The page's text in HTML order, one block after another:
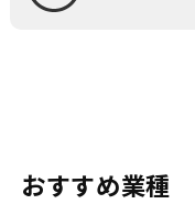
おすすめ業種